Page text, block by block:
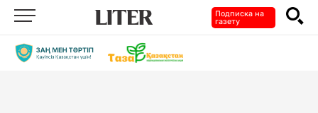
Подписка на
газету